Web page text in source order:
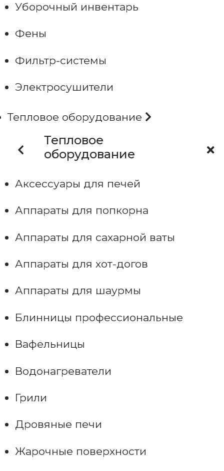
Уборочный инвентарь
Фены
Фильтр-системы
Электросушители
Тепловое оборудование
Тепловое
оборудование
Аксессуары для печей
Аппараты для попкорна
Аппараты для сахарной ваты
Аппараты для хот-догов
Аппараты для шаурмы
Блинницы профессиональные
Вафельницы
Водонагреватели
Грили
Дровяные печи
Жарочные поверхности